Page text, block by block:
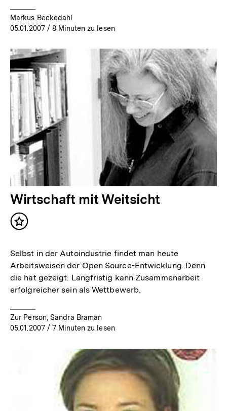
Markus Beckedahl
05.01.2007/ 8 Minuten zu lesen
Wirtschaft mit Weitsicht
Inhalt
Selbst in der Autoindustrie findet man heute
Arbeitsweisen der Open Source-Entwicklung. Denn
die hat gezeigt: Langfristig kann Zusammenarbeit
erfolgreicher sein als Wettbewerb.
Zur Person, Sandra Braman
05.01.2007/ 7 Minuten zu lesen